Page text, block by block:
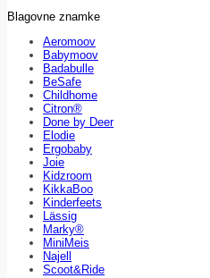
Blagovne znamke
Aeromoov
Babymoov
Badabulle
BeSafe
Childhome
Citron®
Done by Deer
Elodie
Ergobaby
Joie
Kidzroom
KikkaBoo
Kinderfeets
Lässig
Marky®
MiniMeis
Najell
Scoot&Ride